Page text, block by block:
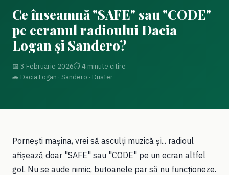
Ce înseamnă "SAFE" sau "CODE"
pe ecranul radioului Dacia
Logan și Sandero?
📅 3 Februarie 2026⏱ 4 minute citire
🚗 Dacia Logan · Sandero · Duster
Pornești mașina, vrei să asculți muzică și... radioul
afișează doar "SAFE" sau "CODE" pe un ecran altfel
gol. Nu se aude nimic, butoanele par să nu funcționeze.